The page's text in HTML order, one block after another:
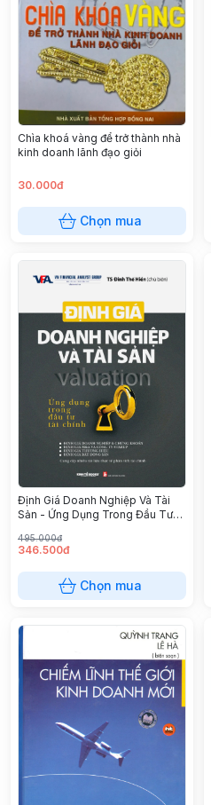
Chìa khoá vàng để trở thành nhà
kinh doanh lãnh đạo giỏi
30.000đ
Chọn mua
Định Giá Doanh Nghiệp Và Tài
Sản - Ứng Dụng Trong Đầu Tư
495.000đ
346.500đ
Chọn mua